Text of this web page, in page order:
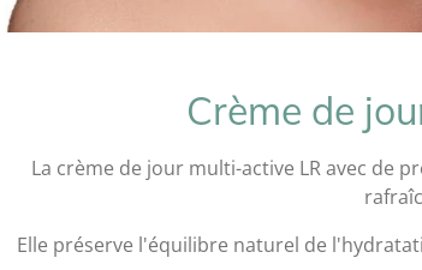
Crème de
La crème de jour multi-active LR avec de
Elle préserve l'équilibre naturel de